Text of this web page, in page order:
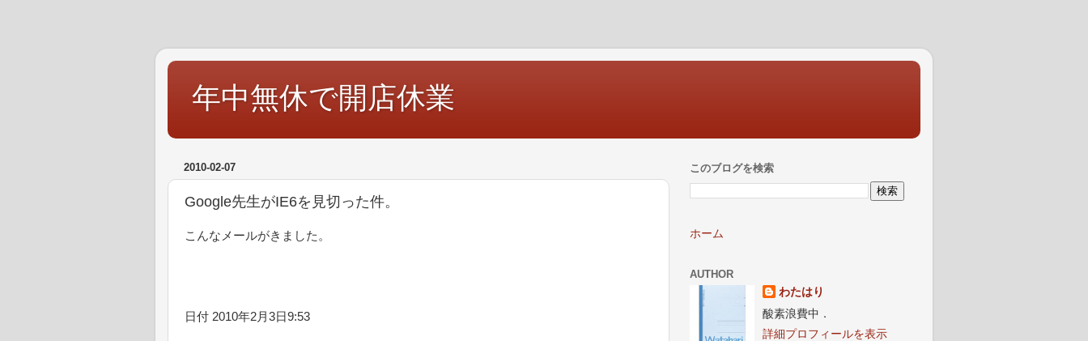
年中無休で開店休業
2010-02-07
Google先生がIE6を見切った件。
こんなメールがきました。
日付 2010年2月3日9:53
このブログを検索
ホーム
AUTHOR
わたはり
酸素浪費中．
詳細プロフィールを表示